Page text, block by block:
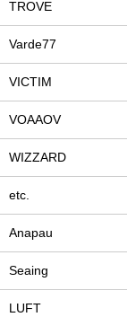
TROVE
Varde77
VICTIM
VOAAOV
WIZZARD
etc.
Anapau
Seaing
LUFT